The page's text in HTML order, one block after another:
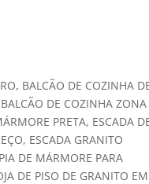
, BALCÃO DE COZINHA
BALCÃO DE COZINHA ZONA
PRETA, ESCADA
, ESCADA GRANITO
DE MÁRMORE PARA
DE PISO DE GRANITO EM